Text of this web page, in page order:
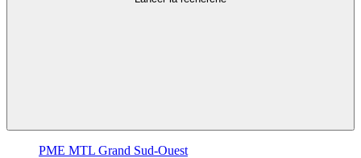
PME MTL Grand Sud-Ouest